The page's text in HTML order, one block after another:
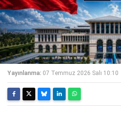
Yayınlanma: 07 Temmuz 2026 Salı 10:10